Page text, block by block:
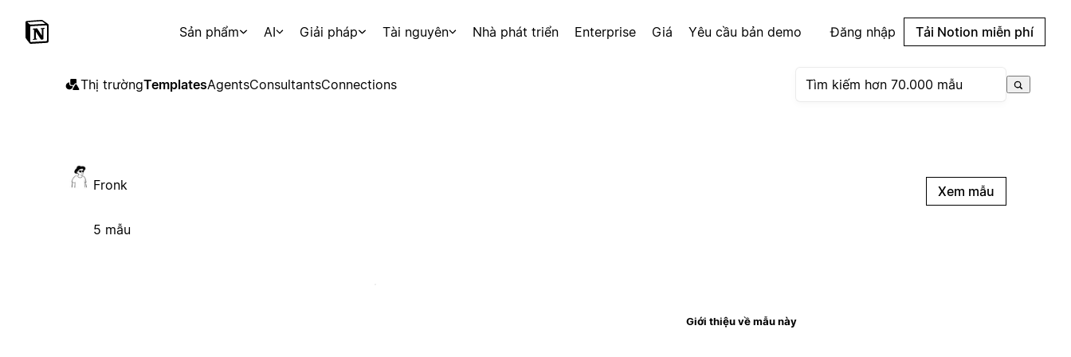
Sản phẩm AI Giải pháp Tài nguyên Nhà phát triển Enterprise Giá Yêu cầu bản demo Đăng nhập Tải Notion miễn phí
Thị trườngTemplatesAgentsConsultantsConnections
Fronk
5 mẫu
Xem mẫu
Giới thiệu về mẫu này